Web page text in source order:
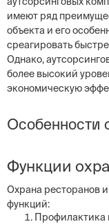
имеют ряд
объекта и его
среагировать
Однако,
более высокий
экономическую
Особенности
Функции
Охрана ресторанов
функций:
Профилактика